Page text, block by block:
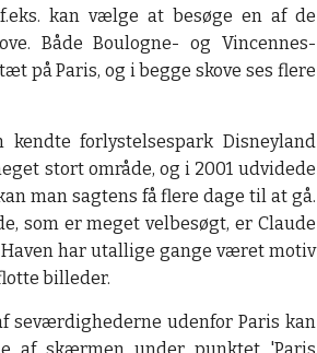
kan vælge at besøge en af de
Både Boulogne- og Vincennes-
på Paris, og i begge skove ses flere
kendte forlystelsespark Disneyland
stort område, og i 2001 udvidede
man sagtens få flere dage til at gå.
som er meget velbesøgt, er Claude
Haven har utallige gange været motiv
billeder.
seværdighederne udenfor Paris kan